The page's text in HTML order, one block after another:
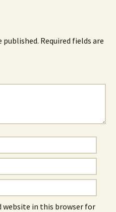
published. Required fields are
website in this browser for